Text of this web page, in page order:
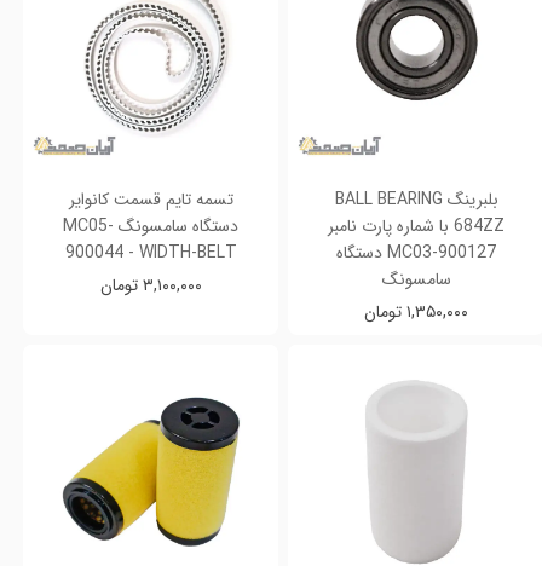
بلبرینگ BALL BEARING
684ZZ با شماره پارت نامبر
MC03-900127 دستگاه
سامسونگ
۱,۳۵۰,۰۰۰ تومان
تسمه تایم قسمت کانوایر
دستگاه سامسونگ MC05-
900044 - WIDTH-BELT
۳,۱۰۰,۰۰۰ تومان